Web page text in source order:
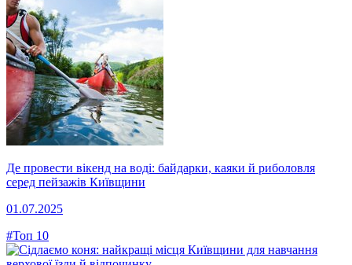
Де провести вікенд на воді: байдарки, каяки й риболовля
серед пейзажів Київщини
01.07.2025
#Топ 10